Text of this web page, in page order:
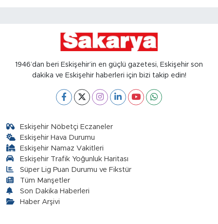
1946’dan beri Eskişehir’in en güçlü gazetesi, Eskişehir son
dakika ve Eskişehir haberleri için bizi takip edin!
Eskişehir Nöbetçi Eczaneler
Eskişehir Hava Durumu
Eskişehir Namaz Vakitleri
Eskişehir Trafik Yoğunluk Haritası
Süper Lig Puan Durumu ve Fikstür
Tüm Manşetler
Son Dakika Haberleri
Haber Arşivi